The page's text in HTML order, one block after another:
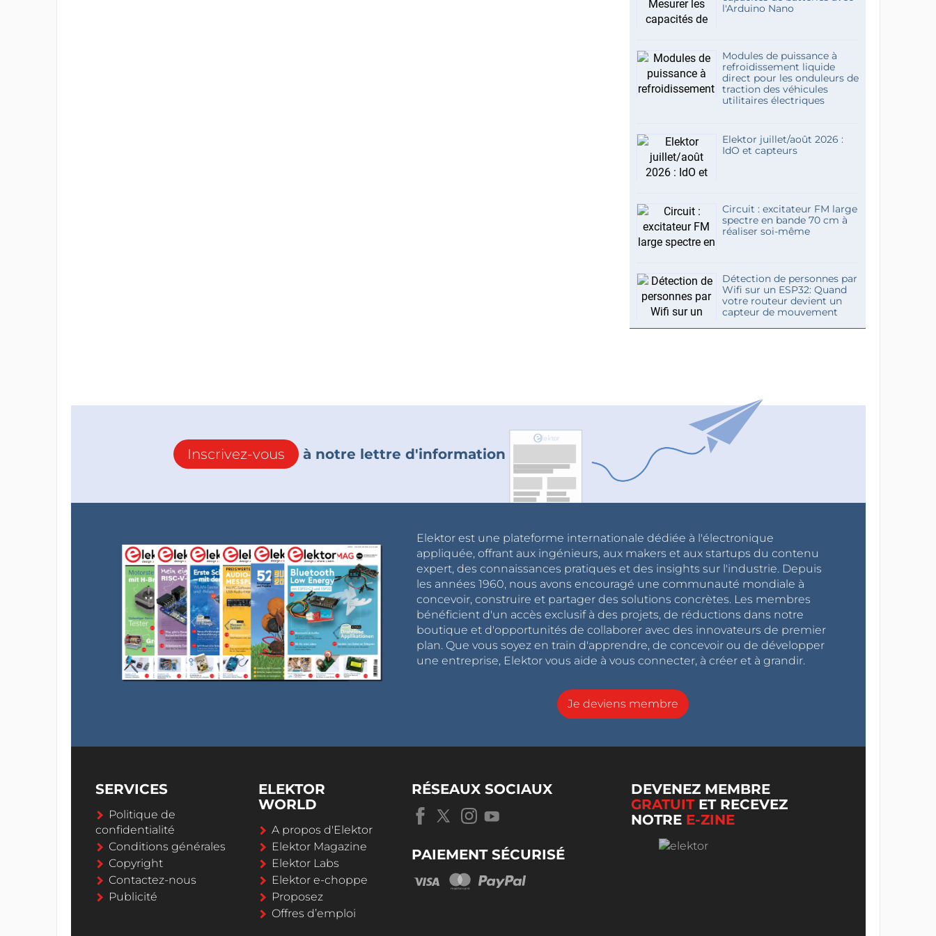
l'Arduino Nano
Modules de puissance à
refroidissement liquide
direct pour les onduleurs de
traction des véhicules
utilitaires électriques
Elektor juillet/août 2026 :
IdO et capteurs
Circuit : excitateur FM large
spectre en bande 70 cm à
réaliser soi-même
Détection de personnes par
Wifi sur un ESP32: Quand
votre routeur devient un
capteur de mouvement
Inscrivez-vous à notre lettre d'information
Elektor est une plateforme internationale dédiée à l'électronique
appliquée, offrant aux ingénieurs, aux makers et aux startups du contenu
expert, des connaissances pratiques et des insights sur l'industrie. Depuis
les années 1960, nous avons encouragé une communauté mondiale à
concevoir, construire et partager des solutions concrètes. Les membres
bénéficient d'un accès exclusif à des projets, de réductions dans notre
boutique et d'opportunités de collaborer avec des innovateurs de premier
plan. Que vous soyez en train d'apprendre, de concevoir ou de développer
une entreprise, Elektor vous aide à vous connecter, à créer et à grandir.
Je deviens membre
SERVICES
Politique de
confidentialité
Conditions générales
Copyright
Contactez-nous
Publicité
ELEKTOR
WORLD
A propos d'Elektor
Elektor Magazine
Elektor Labs
Elektor e-choppe
Proposez
Offres d’emploi
RÉSEAUX SOCIAUX
PAIEMENT SÉCURISÉ
DEVENEZ MEMBRE
GRATUITET RECEVEZ
NOTRE E-ZINE